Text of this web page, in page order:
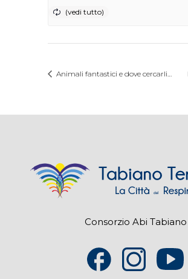
Animali fantastici e dove cercarli…
Consorzio Abi Tabiano